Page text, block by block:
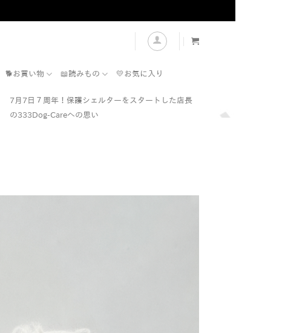
🐕お買い物 📖読みもの 💛お気に入り
7月7日７周年！保護シェルターをスタートした店長
の333Dog-Careへの思い